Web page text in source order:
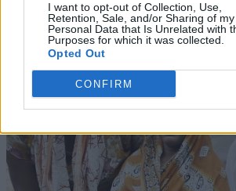
I want to opt-out of Collection, Use,
Retention, Sale, and/or Sharing of my
Personal Data that Is Unrelated with
Purposes for which it was collected.
Opted Out
CONFIRM